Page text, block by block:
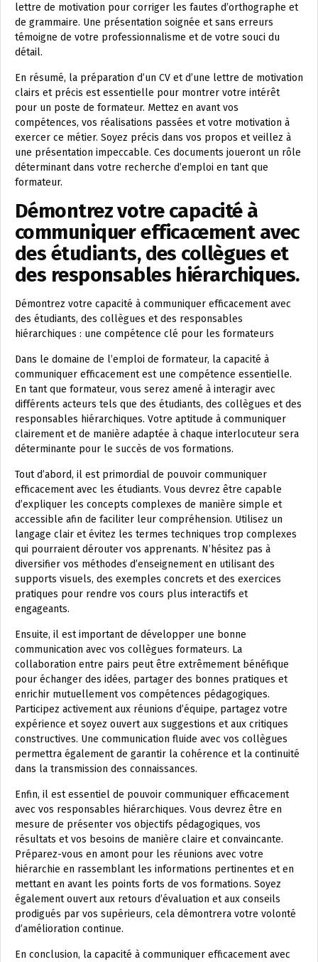
lettre de motivation pour corriger les fautes d’orthographe et
de grammaire. Une présentation soignée et sans erreurs
témoigne de votre professionnalisme et de votre souci du
détail.
En résumé, la préparation d’un CV et d’une lettre de motivation
clairs et précis est essentielle pour montrer votre intérêt
pour un poste de formateur. Mettez en avant vos
compétences, vos réalisations passées et votre motivation à
exercer ce métier. Soyez précis dans vos propos et veillez à
une présentation impeccable. Ces documents joueront un rôle
déterminant dans votre recherche d’emploi en tant que
formateur.
Démontrez votre capacité à
communiquer efficacement avec
des étudiants, des collègues et
des responsables hiérarchiques.
Démontrez votre capacité à communiquer efficacement avec
des étudiants, des collègues et des responsables
hiérarchiques : une compétence clé pour les formateurs
Dans le domaine de l’emploi de formateur, la capacité à
communiquer efficacement est une compétence essentielle.
En tant que formateur, vous serez amené à interagir avec
différents acteurs tels que des étudiants, des collègues et des
responsables hiérarchiques. Votre aptitude à communiquer
clairement et de manière adaptée à chaque interlocuteur sera
déterminante pour le succès de vos formations.
Tout d’abord, il est primordial de pouvoir communiquer
efficacement avec les étudiants. Vous devrez être capable
d’expliquer les concepts complexes de manière simple et
accessible afin de faciliter leur compréhension. Utilisez un
langage clair et évitez les termes techniques trop complexes
qui pourraient dérouter vos apprenants. N’hésitez pas à
diversifier vos méthodes d’enseignement en utilisant des
supports visuels, des exemples concrets et des exercices
pratiques pour rendre vos cours plus interactifs et
engageants.
Ensuite, il est important de développer une bonne
communication avec vos collègues formateurs. La
collaboration entre pairs peut être extrêmement bénéfique
pour échanger des idées, partager des bonnes pratiques et
enrichir mutuellement vos compétences pédagogiques.
Participez activement aux réunions d’équipe, partagez votre
expérience et soyez ouvert aux suggestions et aux critiques
constructives. Une communication fluide avec vos collègues
permettra également de garantir la cohérence et la continuité
dans la transmission des connaissances.
Enfin, il est essentiel de pouvoir communiquer efficacement
avec vos responsables hiérarchiques. Vous devrez être en
mesure de présenter vos objectifs pédagogiques, vos
résultats et vos besoins de manière claire et convaincante.
Préparez-vous en amont pour les réunions avec votre
hiérarchie en rassemblant les informations pertinentes et en
mettant en avant les points forts de vos formations. Soyez
également ouvert aux retours d’évaluation et aux conseils
prodigués par vos supérieurs, cela démontrera votre volonté
d’amélioration continue.
En conclusion, la capacité à communiquer efficacement avec